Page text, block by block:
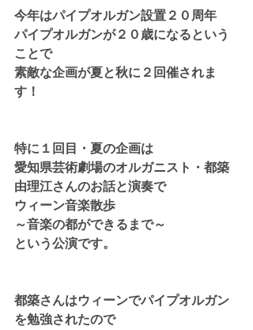
今年はパイプオルガン設置２０周年
パイプオルガンが２０歳になるという
ことで
素敵な企画が夏と秋に２回催されま
す！
特に１回目・夏の企画は
愛知県芸術劇場のオルガニスト・都築
由理江さんのお話と演奏で
ウィーン音楽散歩
～音楽の都ができるまで～
という公演です。
都築さんはウィーンでパイプオルガン
を勉強されたので